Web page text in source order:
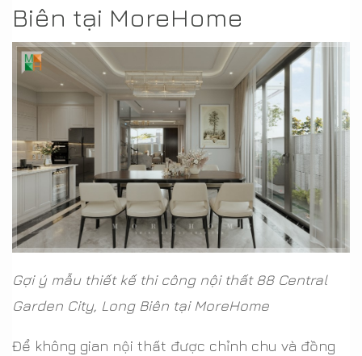
Biên tại MoreHome
Gợi ý mẫu thiết kế thi công nội thất 88 Central
Garden City, Long Biên tại MoreHome
Để không gian nội thất được chỉnh chu và đồng